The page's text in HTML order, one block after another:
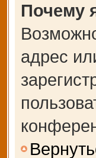
Почему
адрес